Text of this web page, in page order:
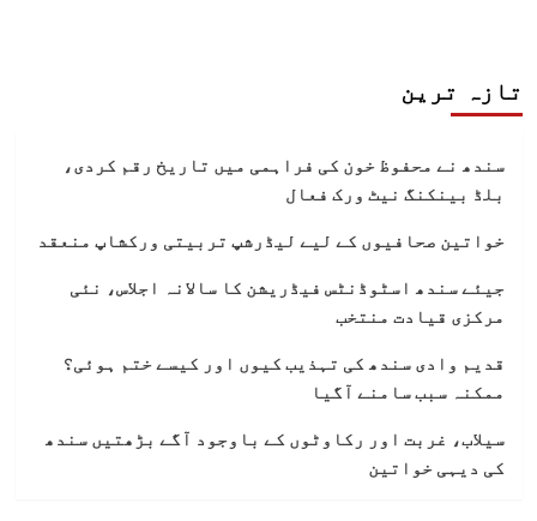
تازہ ترین
سندھ نے محفوظ خون کی فراہمی میں تاریخ رقم کردی،
بلڈ بینکنگ نیٹ ورک فعال
خواتین صحافیوں کے لیے لیڈرشپ تربیتی ورکشاپ منعقد
جیئے سندھ اسٹوڈنٹس فیڈریشن کا سالانہ اجلاس، نئی
مرکزی قیادت منتخب
قدیم وادی سندھ کی تہذیب کیوں اور کیسے ختم ہوئی؟
ممکنہ سبب سامنے آگیا
سیلاب، غربت اور رکاوٹوں کے باوجود آگے بڑھتیں سندھ
کی دیہی خواتین